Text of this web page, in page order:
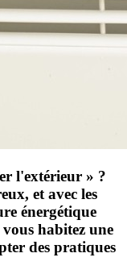
l'extérieur » ?
et avec les
énergétique
habitez une
des pratiques